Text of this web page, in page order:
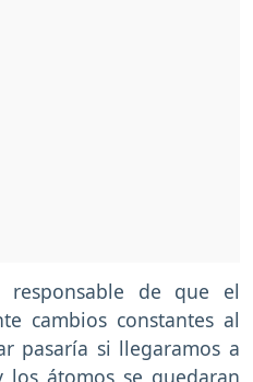
responsable de que el
cambios constantes al
pasaría si llegaramos a
átomos se quedaran